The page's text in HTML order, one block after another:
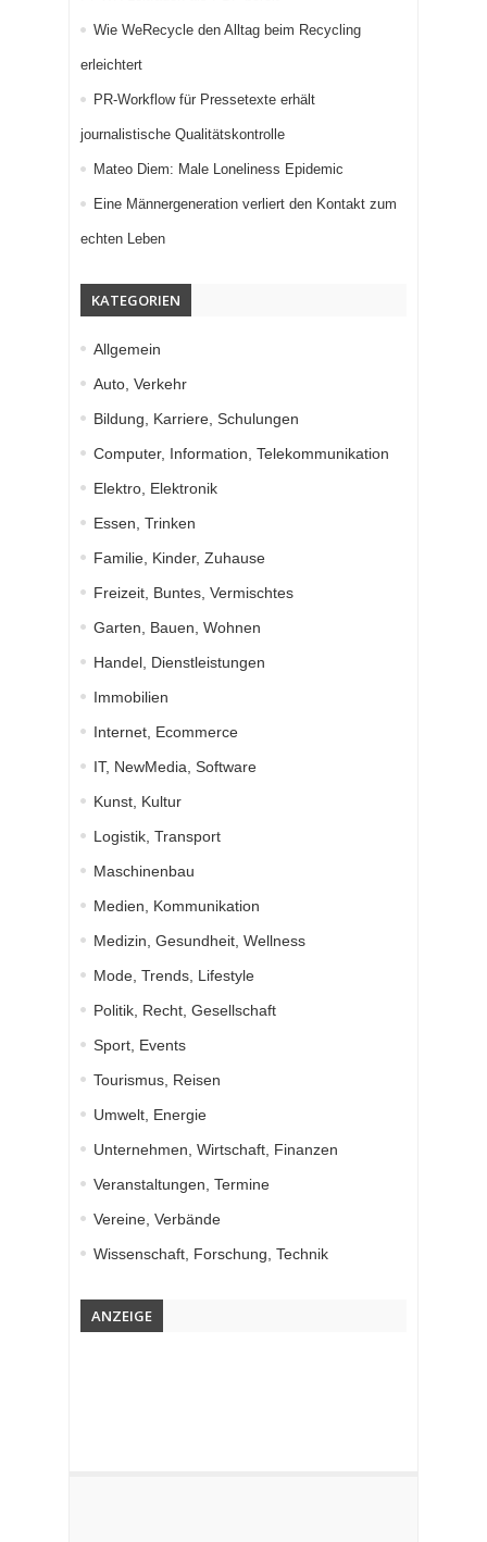
Wie WeRecycle den Alltag beim Recycling
erleichtert
PR-Workflow für Pressetexte erhält
journalistische Qualitätskontrolle
Mateo Diem: Male Loneliness Epidemic
Eine Männergeneration verliert den Kontakt zum
echten Leben
KATEGORIEN
Allgemein
Auto, Verkehr
Bildung, Karriere, Schulungen
Computer, Information, Telekommunikation
Elektro, Elektronik
Essen, Trinken
Familie, Kinder, Zuhause
Freizeit, Buntes, Vermischtes
Garten, Bauen, Wohnen
Handel, Dienstleistungen
Immobilien
Internet, Ecommerce
IT, NewMedia, Software
Kunst, Kultur
Logistik, Transport
Maschinenbau
Medien, Kommunikation
Medizin, Gesundheit, Wellness
Mode, Trends, Lifestyle
Politik, Recht, Gesellschaft
Sport, Events
Tourismus, Reisen
Umwelt, Energie
Unternehmen, Wirtschaft, Finanzen
Veranstaltungen, Termine
Vereine, Verbände
Wissenschaft, Forschung, Technik
ANZEIGE